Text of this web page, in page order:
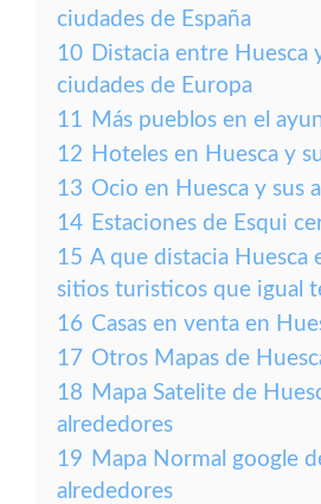
ciudades de España
10 Distacia entre Huesca
ciudades de Europa
11 Más pueblos en el
12 Hoteles en Huesca y
13 Ocio en Huesca y sus
14 Estaciones de Esqui
15 A que distacia Huesca
sitios turisticos que igual
16 Casas en venta en
17 Otros Mapas de
18 Mapa Satelite de
alrededores
19 Mapa Normal google
alrededores